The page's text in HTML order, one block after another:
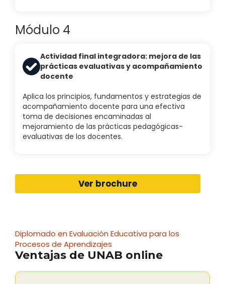
Módulo 4
Actividad final integradora: mejora de las
prácticas evaluativas y acompañamiento
docente
Aplica los principios, fundamentos y estrategias de
acompañamiento docente para una efectiva
toma de decisiones encaminadas al
mejoramiento de las prácticas pedagógicas-
evaluativas de los docentes.
Ver brochure
Diplomado en Evaluación Educativa para los
Procesos de Aprendizajes
Ventajas de UNAB online